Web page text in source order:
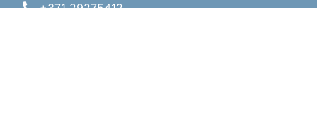
+371 29275412